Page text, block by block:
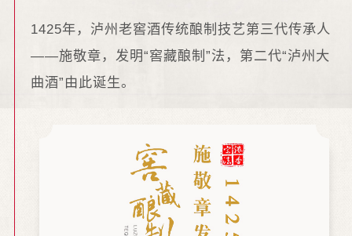
1425年，泸州老窖酒传统酿制技艺第三代传承人
——施敬章，发明“窖藏酿制”法，第二代“泸州大
曲酒”由此诞生。